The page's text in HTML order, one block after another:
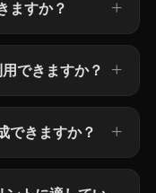
ますか？
できますか？
できますか？